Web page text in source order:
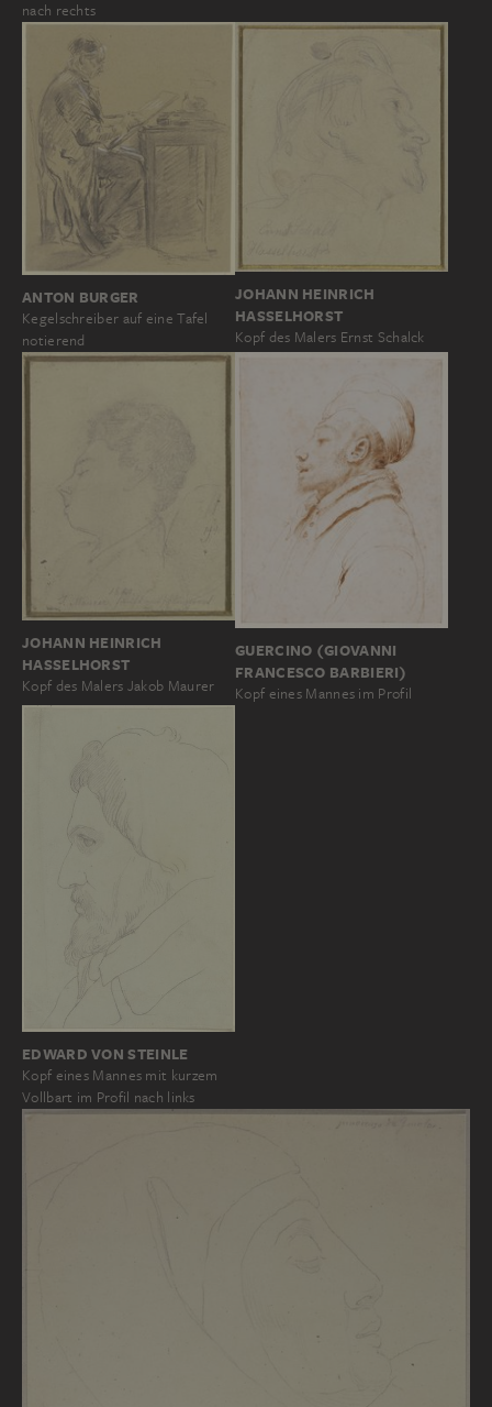
nach rechts
ANTON BURGER
Kegelschreiber auf eine Tafel
notierend
JOHANN HEINRICH
HASSELHORST
Kopf des Malers Ernst Schalck
JOHANN HEINRICH
HASSELHORST
Kopf des Malers Jakob Maurer
GUERCINO (GIOVANNI
FRANCESCO BARBIERI)
Kopf eines Mannes im Profil
EDWARD VON STEINLE
Kopf eines Mannes mit kurzem
Vollbart im Profil nach links